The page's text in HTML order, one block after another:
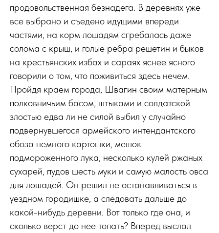
продовольственная безнадега. В деревнях уже
все выбрано и съедено идущими впереди
частями, на корм лошадям сгребалась даже
солома с крыш, и голые ребра решетин и быков
на крестьянских избах и сараях яснее ясного
говорили о том, что поживиться здесь нечем.
Пройдя краем города, Швагин своим матерным
полковничьим басом, штыками и солдатской
злостью едва ли не силой выбил у случайно
подвернувшегося армейского интендантского
обоза немного картошки, мешок
подмороженного лука, несколько кулей ржаных
сухарей, пудов шесть муки и самую малость овса
для лошадей. Он решил не останавливаться в
уездном городишке, а следовать дальше до
какой-нибудь деревни. Вот только где она, и
сколько верст до нее топать? Вперед выслал